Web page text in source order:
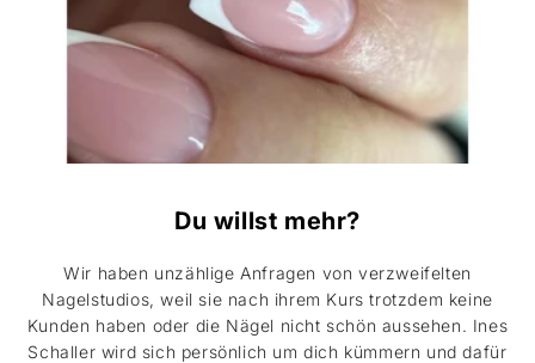
Du willst mehr?
Wir haben unzählige Anfragen von verzweifelten
Nagelstudios, weil sie nach ihrem Kurs trotzdem keine
Kunden haben oder die Nägel nicht schön aussehen. Ines
Schaller wird sich persönlich um dich kümmern und dafür